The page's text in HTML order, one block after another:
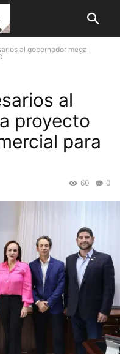
al gobernador mega
al
proyecto
para
0
60